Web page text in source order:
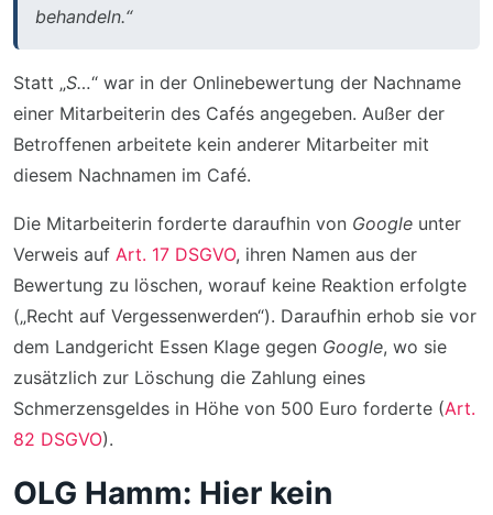
behandeln.“
Statt „S…“ war in der Onlinebewertung der Nachname
einer Mitarbeiterin des Cafés angegeben. Außer der
Betroffenen arbeitete kein anderer Mitarbeiter mit
diesem Nachnamen im Café.
Die Mitarbeiterin forderte daraufhin von Google unter
Verweis auf Art. 17 DSGVO, ihren Namen aus der
Bewertung zu löschen, worauf keine Reaktion erfolgte
(„Recht auf Vergessenwerden“). Daraufhin erhob sie vor
dem Landgericht Essen Klage gegen Google, wo sie
zusätzlich zur Löschung die Zahlung eines
Schmerzensgeldes in Höhe von 500 Euro forderte (Art.
82 DSGVO).
OLG Hamm: Hier kein